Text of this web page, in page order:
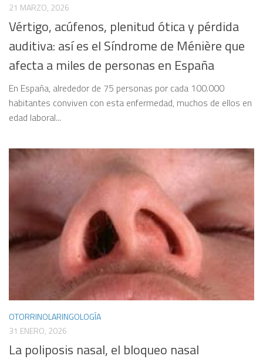
21 MARZO, 2026
Vértigo, acúfenos, plenitud ótica y pérdida
auditiva: así es el Síndrome de Ménière que
afecta a miles de personas en España
En España, alrededor de 75 personas por cada 100.000
habitantes conviven con esta enfermedad, muchos de ellos en
edad laboral...
OTORRINOLARINGOLOGÍA
31 ENERO, 2026
La poliposis nasal, el bloqueo nasal